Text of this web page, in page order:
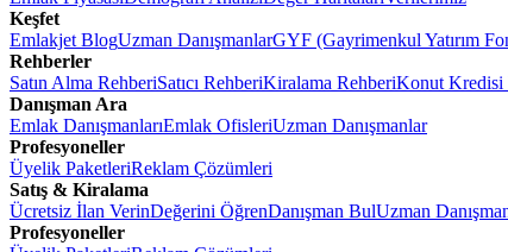
Keşfet
Emlakjet BlogUzman DanışmanlarGYF (Gayrimenkul Yatırım
Rehberler
Satın Alma RehberiSatıcı RehberiKiralama RehberiKonut Kredisi
Danışman Ara
Emlak DanışmanlarıEmlak OfisleriUzman Danışmanlar
Profesyoneller
Üyelik PaketleriReklam Çözümleri
Satış & Kiralama
Ücretsiz İlan VerinDeğerini ÖğrenDanışman BulUzman
Profesyoneller